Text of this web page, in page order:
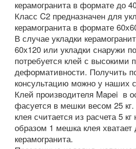
керамогранита в формате до
Класс C2 предназначен для
керамогранита в формате
В случае укладки
60х120 или укладки снаружи
потребуется клей с высокими
деформативности. Получить
консультацию можно у наших
Клей производителя Mapei в
фасуется в мешки весом 25
клея считается из расчета 5
образом 1 мешка клея
керамогранита.